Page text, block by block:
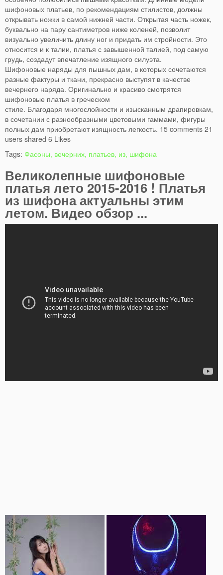
шифоновых платьев, по рекомендациям стилистов, должны
открывать ножки в самой нижней части. Открытая часть ножек,
буквально на пару сантиметров ниже коленей, позволит
визуально увеличить длину ног и придать им стройности. Это
относится и к талии, платья с завышенной талией, под самую
грудь, создадут впечатление изящного силуэта.
Шифоновые наряды для пышных дам, в которых сочетаются
разные фактуры и ткани, прекрасно выступят в качестве
вечернего наряда. Оригинально и красиво смотрятся
шифоновые платья в греческом
стиле. Благодаря многослойности и изысканным драпировкам,
в сочетании с разнообразными цветовыми гаммами, фигуры
полных дам приобретают изящность легкость. 15 comments 21
users shared 6 Likes
Tags: Фасоны, вечерних, платьев, из, шифона
Великолепные шифоновые
платья лето 2015-2016 ! Платья
из шифона актуальны этим
летом. Видео обзор ...